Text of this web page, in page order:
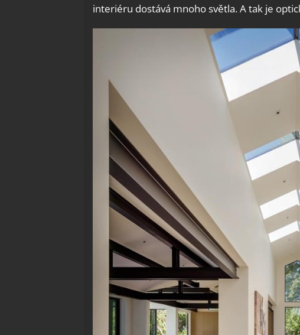
interiéru dostává mnoho světla. A tak je